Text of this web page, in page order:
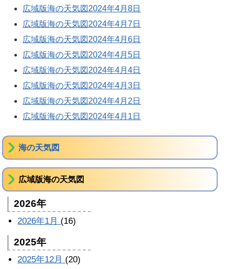
広域版海の天気図2024年4月8日
広域版海の天気図2024年4月7日
広域版海の天気図2024年4月6日
広域版海の天気図2024年4月5日
広域版海の天気図2024年4月4日
広域版海の天気図2024年4月3日
広域版海の天気図2024年4月2日
広域版海の天気図2024年4月1日
海の天気図
広域版海の天気図
2026年
2026年1月 (16)
2025年
2025年12月 (20)